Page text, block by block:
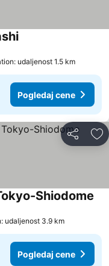
udaljenost 1.5 km
Pogledaj cene
Deli
Shiodome
udaljenost 3.9 km
Pogledaj cene